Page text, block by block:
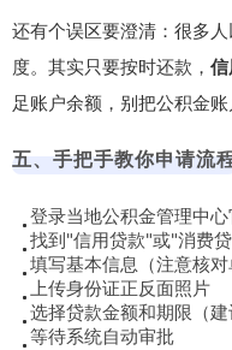
还有个误区要澄清：很多
度。其实只要按时还款，
足账户余额，别把公积金账
五、手把手教你申请流
登录当地公积金管理中
找到"信用贷款"或"消费
填写基本信息（注意核对
上传身份证正反面照片
选择贷款金额和期限（建
等待系统自动审批